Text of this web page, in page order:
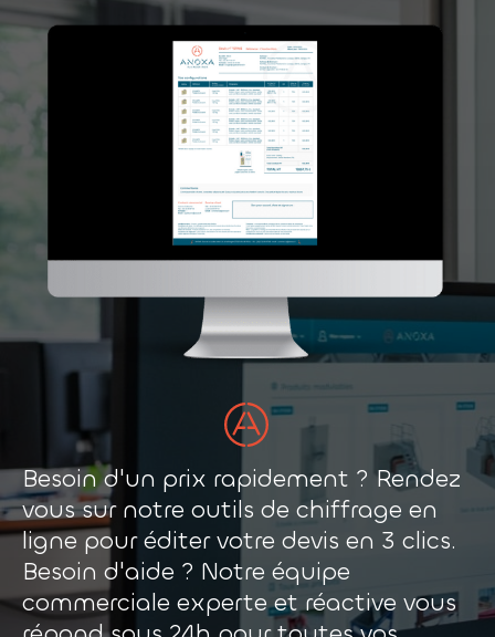
Besoin d'un prix rapidement ? Rendez
vous sur notre outils de chiffrage en
ligne pour éditer votre devis en 3 clics.
Besoin d'aide ? Notre équipe
commerciale experte et réactive vous